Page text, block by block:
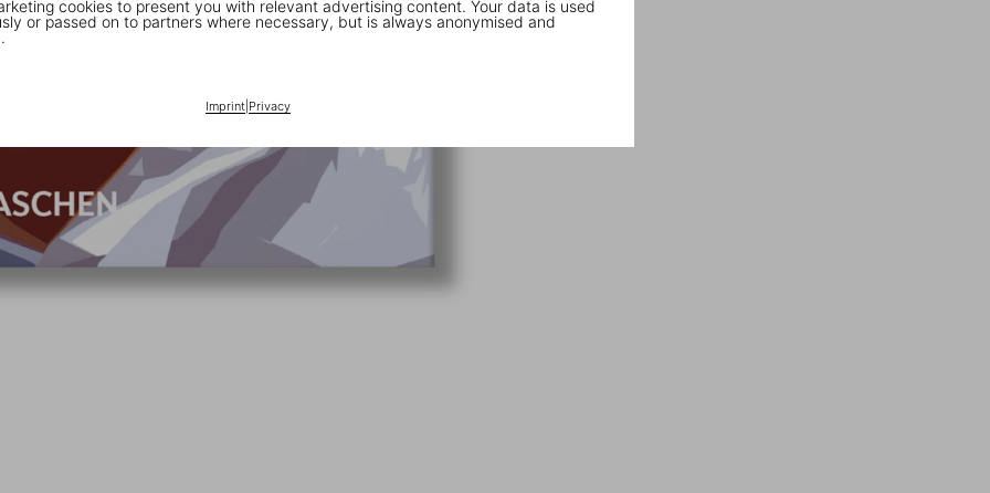
cookies to present you with relevant advertising content. Your data is used
or passed on to partners where necessary, but is always anonymised and
Imprint| Privacy